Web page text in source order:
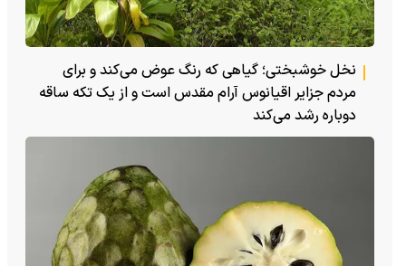
نخل خوشبختی؛ گیاهی که رنگ عوض می‌کند و برای
مردم جزایر اقیانوس آرام مقدس است و از یک تکه ساقه
دوباره رشد می‌کند